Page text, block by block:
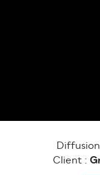
Client :